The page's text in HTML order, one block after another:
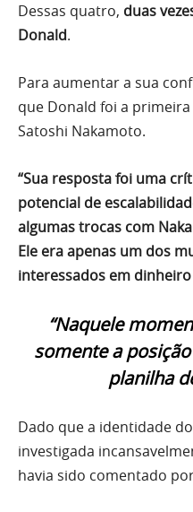
Dessas quatro, duas
Donald.
Para aumentar a sua
que Donald foi a
Satoshi Nakamoto.
“Sua resposta foi uma
potencial de
algumas trocas com
Ele era apenas um dos
interessados em
“Naquele
somente a
planilha
Dado que a identidade
investigada
havia sido comentado